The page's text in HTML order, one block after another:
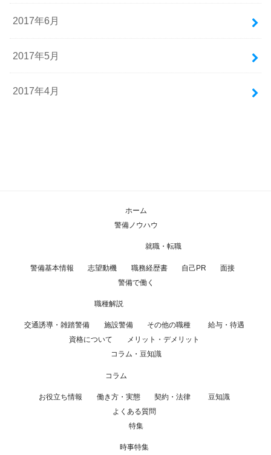
2017年6月
2017年5月
2017年4月
ホーム
警備ノウハウ
警備基本情報
就職・転職
志望動機 職務経歴書 自己PR
面接
警備で働く
職種解説
交通誘導・雑踏警備 施設警備 その他の職種
給与・待遇
資格について
メリット・デメリット
コラム・豆知識
コラム
お役立ち情報 働き方・実態 契約・法律
豆知識
よくある質問
特集
時事特集